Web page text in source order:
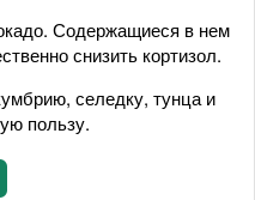
Содержащиеся в нем
снизить кортизол.
селедку, тунца и
пользу.